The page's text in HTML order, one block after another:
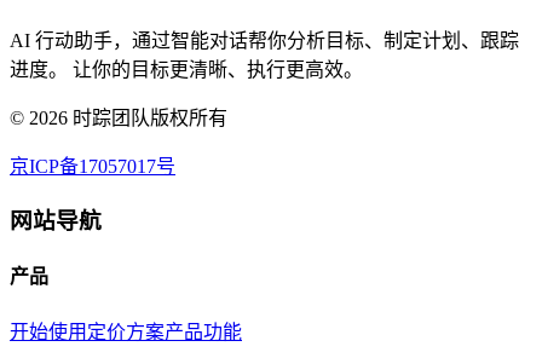
AI 行动助手，通过智能对话帮你分析目标、制定计划、跟踪
进度。 让你的目标更清晰、执行更高效。
© 2026 时踪团队版权所有
京ICP备17057017号
网站导航
产品
开始使用 定价方案产品功能